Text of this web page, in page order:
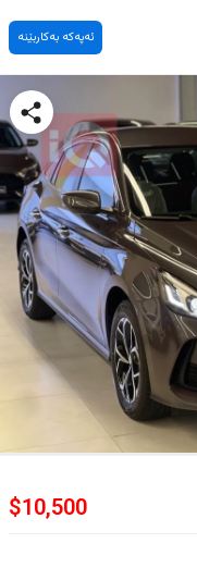
ئەپەکە بەکاربێنە
$10,500